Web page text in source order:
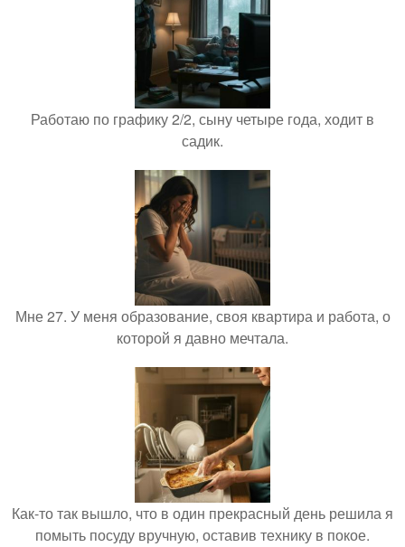
Работаю по графику 2/2, сыну четыре года, ходит в
садик.
Мне 27. У меня образование, своя квартира и работа, о
которой я давно мечтала.
Как-то так вышло, что в один прекрасный день решила я
помыть посуду вручную, оставив технику в покое.